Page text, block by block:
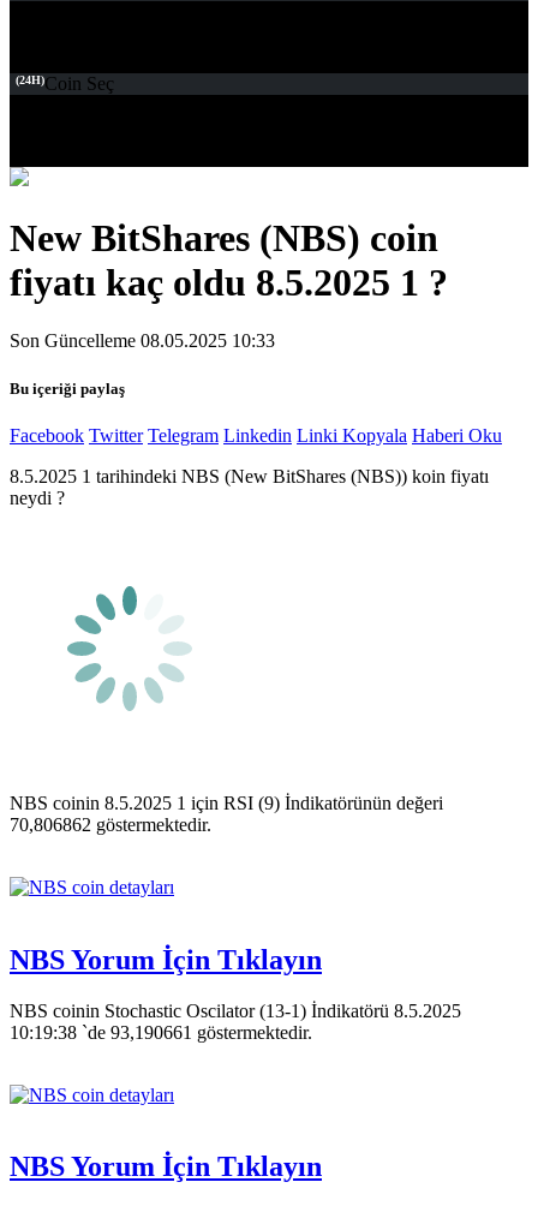
(24H)Coin Seç
New BitShares (NBS) coin
fiyatı kaç oldu 8.5.2025 1 ?
Son Güncelleme 08.05.2025 10:33
Bu içeriği paylaş
Facebook Twitter Telegram Linkedin Linki Kopyala Haberi Oku
8.5.2025 1 tarihindeki NBS (New BitShares (NBS)) koin fiyatı
neydi ?
NBS coinin 8.5.2025 1 için RSI (9) İndikatörünün değeri
70,806862 göstermektedir.
NBS Yorum İçin Tıklayın
NBS coinin Stochastic Oscilator (13-1) İndikatörü 8.5.2025
10:19:38 `de 93,190661 göstermektedir.
NBS Yorum İçin Tıklayın